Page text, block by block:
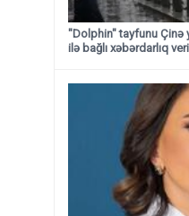
"Dolphin" tayfunu Çinə
ilə bağlı xəbərdarlıq